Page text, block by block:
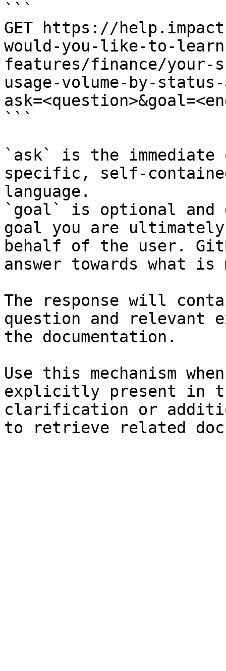
```
GET https://
would-you-like-to-
features/finance/your-
usage-volume-by-
```
`ask` is the
specific, self-
language.
`goal` is optional and
goal you are
behalf of the user.
answer towards what
The response will
question and relevant
the documentation.
Use this mechanism
explicitly present in
clarification or